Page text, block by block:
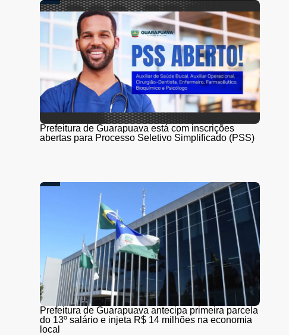
Prefeitura de Guarapuava está com inscrições
abertas para Processo Seletivo Simplificado (PSS)
Prefeitura de Guarapuava antecipa primeira parcela
do 13º salário e injeta R$ 14 milhões na economia
local